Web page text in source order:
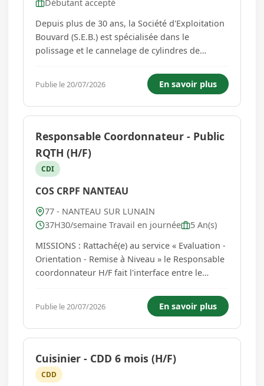
Débutant accepté
Depuis plus de 30 ans, la Société d'Exploitation
Bouvard (S.E.B.) est spécialisée dans le
polissage et le cannelage de cylindres de
notre savoir-faire au service des meuniers pour
leur permettre de produire la meilleure farine,
utilisée notamment dans ...
Publie le 20/07/2026 En savoir plus
Responsable Coordonnateur - Public
RQTH (H/F)
CDI
COS CRPF NANTEAU
77 - NANTEAU SUR LUNAIN
37H30/semaine Travail en journée
5 An(s)
MISSIONS : Rattaché(e) au service « Evaluation -
Orientation - Remise à Niveau » le Responsable
coordonnateur H/F fait l'interface entre le
équipe et l'ensemble des fonctions supports
afin de garantir le bon fonctionnement des
activités ainsi que la...
Publie le 20/07/2026 En savoir plus
Cuisinier - CDD 6 mois (H/F)
CDD